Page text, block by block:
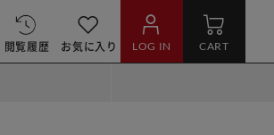
閲覧履歴 お気に入り LOG IN CART